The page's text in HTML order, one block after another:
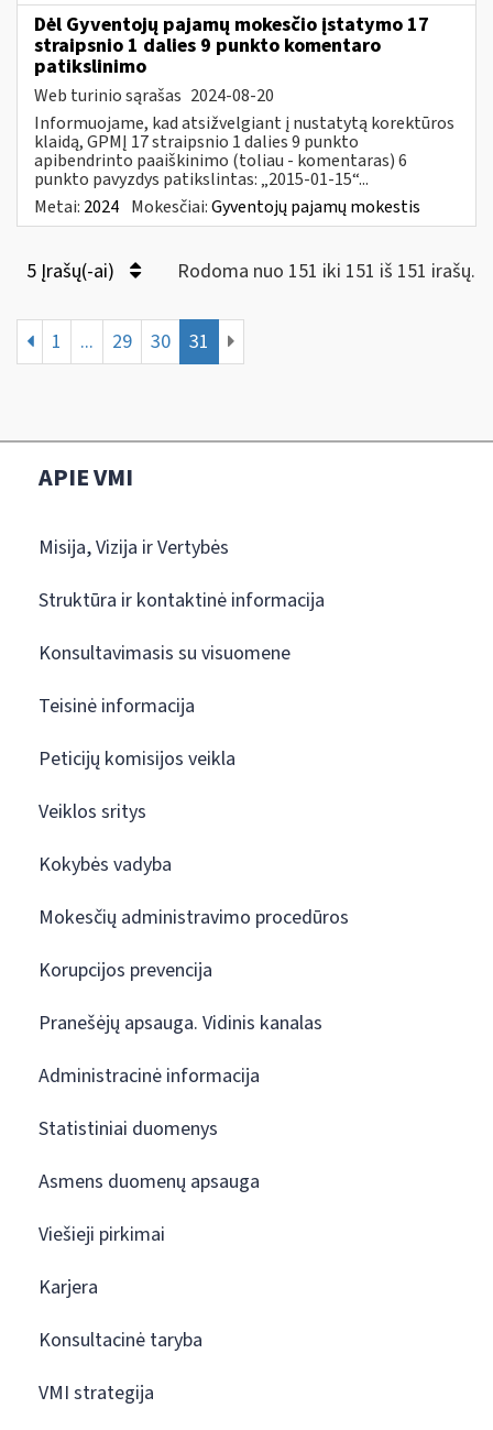
Dėl Gyventojų pajamų mokesčio įstatymo 17
straipsnio 1 dalies 9 punkto komentaro
patikslinimo
Web turinio sąrašas 2024-08-20
Informuojame, kad atsižvelgiant į nustatytą korektūros
klaidą, GPMĮ 17 straipsnio 1 dalies 9 punkto
apibendrinto paaiškinimo (toliau - komentaras) 6
punkto pavyzdys patikslintas: „2015-01-15“...
Metai: 2024 Mokesčiai:Gyventojų pajamų mokestis
5 Įrašų(-ai) Rodoma nuo 151 iki 151 iš 151 irašų.
1 ... 29 30 31
APIE VMI
Misija, Vizija ir Vertybės
Struktūra ir kontaktinė informacija
Konsultavimasis su visuomene
Teisinė informacija
Peticijų komisijos veikla
Veiklos sritys
Kokybės vadyba
Mokesčių administravimo procedūros
Korupcijos prevencija
Pranešėjų apsauga. Vidinis kanalas
Administracinė informacija
Statistiniai duomenys
Asmens duomenų apsauga
Viešieji pirkimai
Karjera
Konsultacinė taryba
VMI strategija